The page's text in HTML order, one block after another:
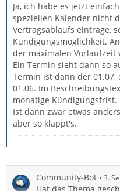
Ja, ich habe es jetzt
speziellen Kalender nicht
Vertragsablaufs eintrage,
Kündigungsmöglichkeit.
der maximalen Vorlaufzeit
Ein Termin sieht dann so
Termin ist dann der
01.06. Im
monatige Kündigungsfrist.
Ist dann zwar etwas
aber so klappt's.
Community-Bot 3.